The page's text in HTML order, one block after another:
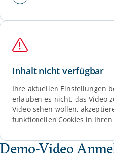
Demo-Video
Inhalt nicht verfügbar
Ihre aktuellen Einstellungen
erlauben es nicht, das Video
Video sehen wollen,
funktionellen Cookies in Ihren